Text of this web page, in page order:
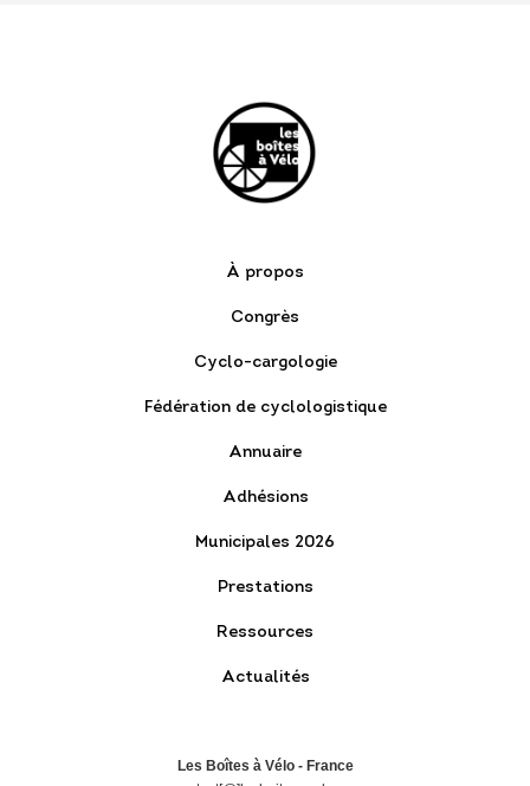
À propos
Congrès
Cyclo-cargologie
Fédération de cyclologistique
Annuaire
Adhésions
Municipales 2026
Prestations
Ressources
Actualités
Les Boîtes à Vélo - France